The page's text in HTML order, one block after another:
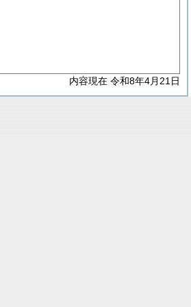
内容現在 令和8年4月21日